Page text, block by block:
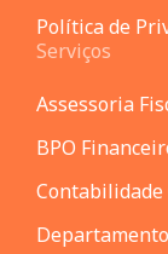
Política de
Serviços
Assessoria
BPO
Contabilidade